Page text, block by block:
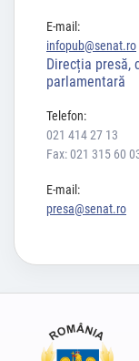
E-mail:
infopub@senat.ro
Direcția presă,
parlamentară
Telefon:
021 414 27 13
Fax: 021 315 60
E-mail:
presa@senat.ro